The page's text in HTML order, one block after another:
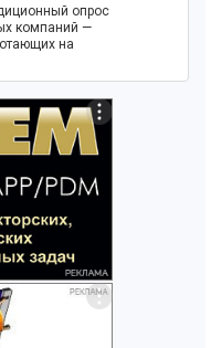
опрос
компаний —
на